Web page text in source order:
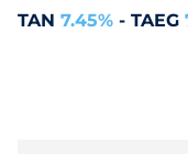
TAN 7.45% - TAEG